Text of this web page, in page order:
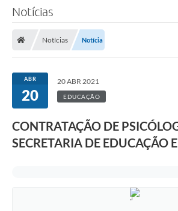
Notícias
Notícias Notícia
ABR
20
20 ABR 2021
EDUCAÇÃO
CONTRATAÇÃO DE
SECRETARIA DE EDUCAÇÃO